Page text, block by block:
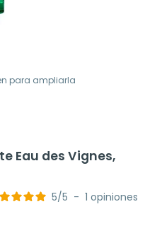
para ampliarla
Eau des Vignes,
5/5 - 1 opiniones